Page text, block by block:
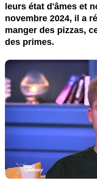
leurs état d'âmes et
novembre 2024, il a
manger des pizzas,
des primes.